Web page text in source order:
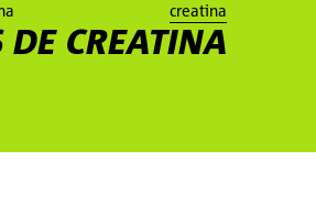
creatina
DE CREATINA